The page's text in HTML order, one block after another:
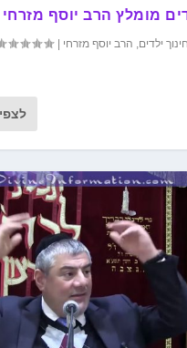
מומלץ הרב יוסף מזרחי
חינוך ילדים, הרב יוסף מזרחי |